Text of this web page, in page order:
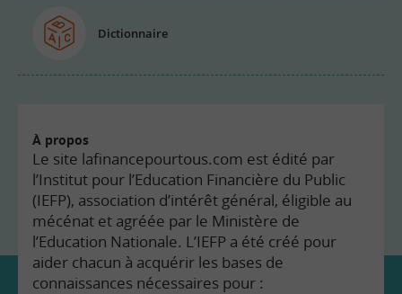
Dictionnaire
À propos
Le site lafinancepourtous.com est édité par
l’Institut pour l’Education Financière du Public
(IEFP), association d’intérêt général, éligible au
mécénat et agréée par le Ministère de
l’Education Nationale. L’IEFP a été créé pour
aider chacun à acquérir les bases de
connaissances nécessaires pour :